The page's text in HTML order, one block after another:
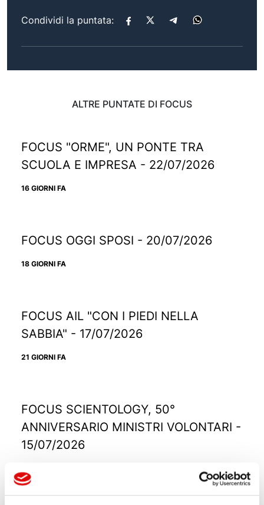
Condividi la puntata:
ALTRE PUNTATE DI FOCUS
FOCUS "ORME", UN PONTE TRA
SCUOLA E IMPRESA - 22/07/2026
16 GIORNI FA
FOCUS OGGI SPOSI - 20/07/2026
18 GIORNI FA
FOCUS AIL "CON I PIEDI NELLA
SABBIA" - 17/07/2026
21 GIORNI FA
FOCUS SCIENTOLOGY, 50°
ANNIVERSARIO MINISTRI VOLONTARI -
15/07/2026